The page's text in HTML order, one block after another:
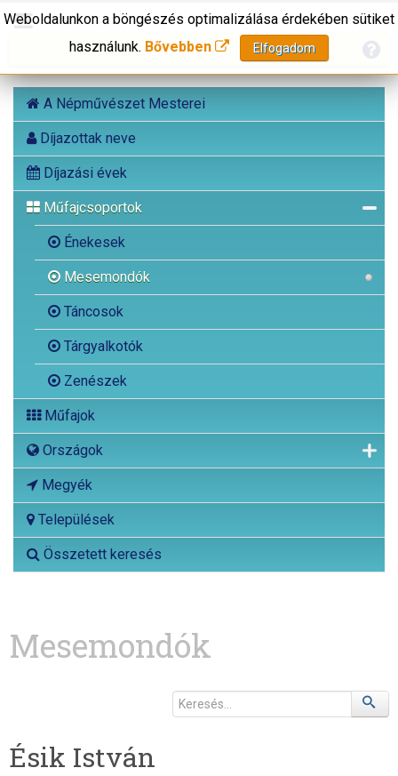
A Népművészet Mesterei
Díjazottak neve
Díjazási évek
Műfajcsoportok
Énekesek
Mesemondók
Táncosok
Tárgyalkotók
Zenészek
Műfajok
Országok
Megyék
Települések
Összetett keresés
Weboldalunkon a böngészés optimalizálása érdekében sütiket
használunk. Bővebben Elfogadom
Mesemondók
Ésik István